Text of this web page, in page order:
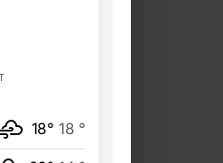
18° 18 °